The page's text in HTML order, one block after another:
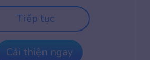
Tiếp tục
Cải thiện ngay